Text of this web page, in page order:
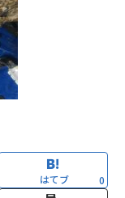
はてブ 0